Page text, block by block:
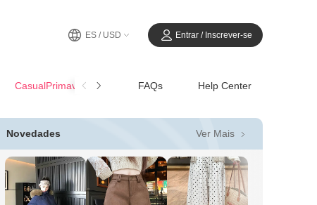
ES / USD Entrar / Inscrever-se
CasualPrimavera-Verano FAQs Help Center
Novedades Ver Mais 